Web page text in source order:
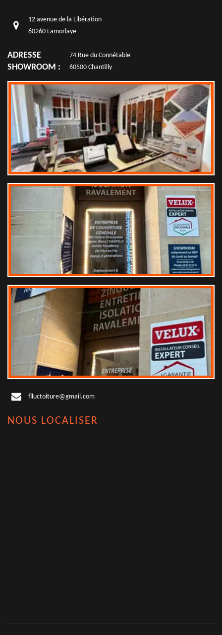
12 avenue de la Libération
60260 Lamorlaye
ADRESSE
SHOWROOM :
74 Rue du Connétable
60500 Chantilly
flluctoiture@gmail.com
NOUS LOCALISER